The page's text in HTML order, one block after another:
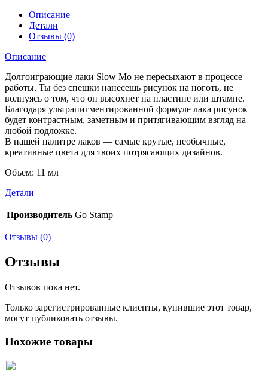
Описание
Детали
Отзывы (0)
Описание
Долгоиграющие лаки Slow Mo не пересыхают в процессе
работы. Ты без спешки нанесешь рисунок на ноготь, не
волнуясь о том, что он высохнет на пластине или штампе.
Благодаря ультрапигментированной формуле лака рисунок
будет контрастным, заметным и притягивающим взгляд на
любой подложке.
В нашей палитре лаков — самые крутые, необычные,
креативные цвета для твоих потрясающих дизайнов.
Объем: 11 мл
Детали
Производитель Go Stamp
Отзывы (0)
Отзывы
Отзывов пока нет.
Только зарегистрированные клиенты, купившие этот товар,
могут публиковать отзывы.
Похожие товары